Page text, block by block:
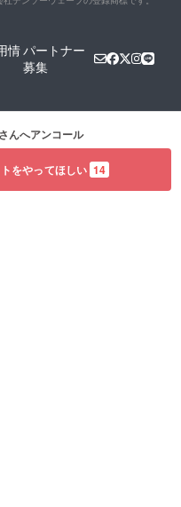
情パートナー
募集
んへアンコール
をやってほしい 14